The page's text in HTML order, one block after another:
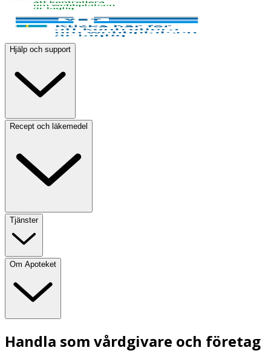
Hjälp och support
Recept och läkemedel
Tjänster
Om Apoteket
Handla som vårdgivare och företag